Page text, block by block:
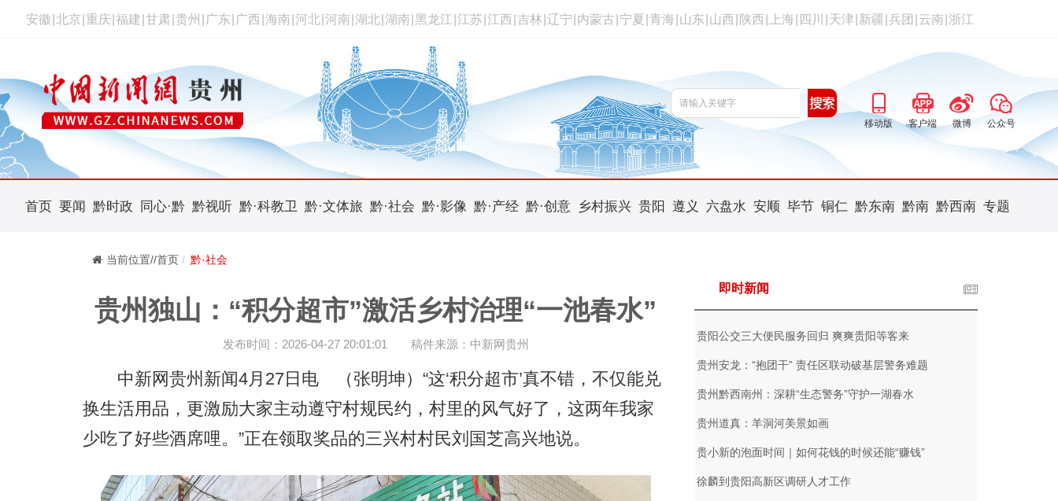
安徽 北京 重庆 福建 甘肃 贵州 广东 广西 海南 河北 河南 湖北 湖南 黑龙江 江苏 江西 吉林 辽宁 内蒙古 宁夏 青海 山东 山西 陕西 上海 四川 天津 新疆 兵团 云南 浙江
移动版 客户端 微博 公众号
首页 要闻 黔时政 同心·黔 黔视听 黔·科教卫 黔·文体旅 黔·社会 黔·影像 黔·产经 黔·创意 乡村振兴 贵阳 遵义 六盘水 安顺 毕节 铜仁 黔东南 黔南 黔西南 专题
当前位置//首页 黔·社会
贵州独山：“积分超市”激活乡村治理“一池春水”
发布时间：2026-04-27 20:01:01 稿件来源：中新网贵州
中新网贵州新闻4月27日电 （张明坤）“这‘积分超市’真不错，不仅能兑
换生活用品，更激励大家主动遵守村规民约，村里的风气好了，这两年我家
少吃了好些酒席哩。”正在领取奖品的三兴村村民刘国芝高兴地说。
即时新闻
贵阳公交三大便民服务回归 爽爽贵阳等客来
贵州安龙：“抱团干” 责任区联动破基层警务难题
贵州黔西南州：深耕“生态警务”守护一湖春水
贵州道真：羊洞河美景如画
贵小新的泡面时间｜如何花钱的时候还能“赚钱”
徐麟到贵阳高新区调研人才工作